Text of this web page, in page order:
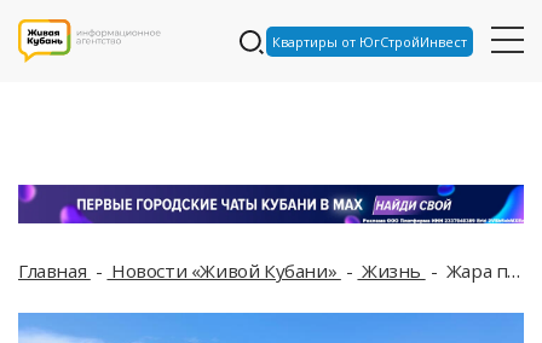
Квартиры от ЮгСтройИнвест
Главная Новости «Живой Кубани» Жизнь Жара почти в 40 градусов идёт на Кубань